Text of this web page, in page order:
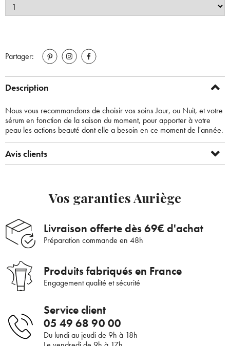
Supprimer le produit ?
Partager:
Description
Nous vous recommandons de choisir vos soins Jour, ou Nuit, et votre
sérum en fonction de la saison du moment, pour apporter à votre
peau les actions beauté dont elle a besoin en ce moment de l'année.
Avis clients
Vos garanties Auriège
Livraison offerte dès 69€ d'achat
Préparation commande en 48h
Produits fabriqués en France
Engagement qualité et sécurité
Service client
05 49 68 90 00
Du lundi au jeudi de 9h à 18h
Bienvenue !
Pour être au courant de nos dernières